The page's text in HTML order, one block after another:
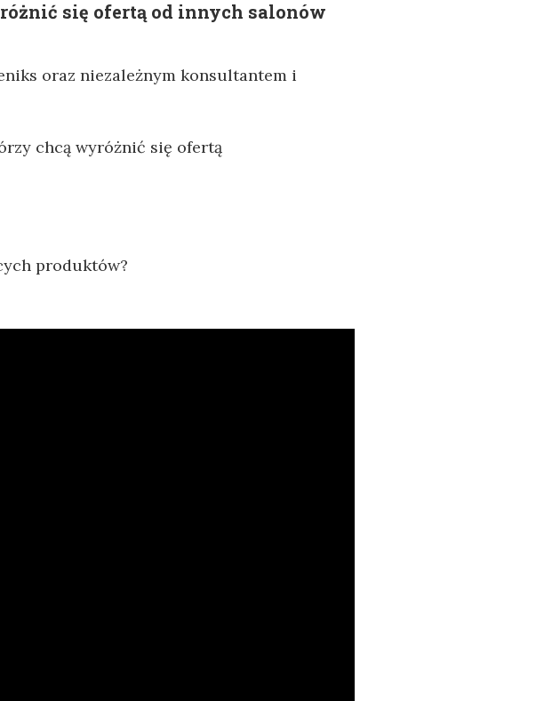
się ofertą od innych salonów
oraz niezależnym konsultantem i
chcą wyróżnić się ofertą
produktów?